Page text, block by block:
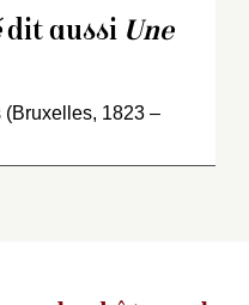
dit aussi Une
1823 –